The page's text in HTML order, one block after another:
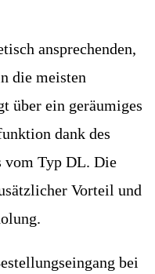
ansprechenden,
die meisten
über ein geräumiges
dank des
vom Typ DL. Die
Vorteil und
bei